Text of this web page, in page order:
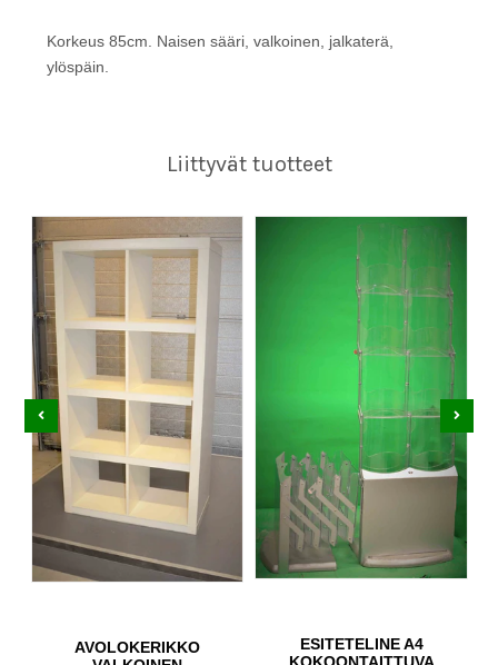
Korkeus 85cm. Naisen sääri, valkoinen, jalkaterä,
ylöspäin.
Liittyvät tuotteet
AVOLOKERIKKO
ESITETELINE A4